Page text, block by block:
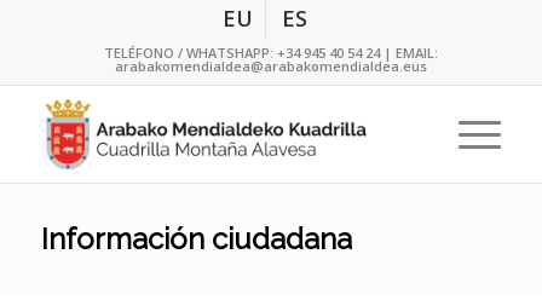
EU ES
TELÉFONO / WHATSHAPP: +34 945 40 54 24| EMAIL:
arabakomendialdea@arabakomendialdea.eus
Información ciudadana